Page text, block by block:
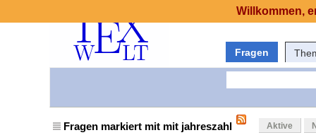
Fragen
Fragen markiert mit mit jahreszahl Aktive
Willkommen,